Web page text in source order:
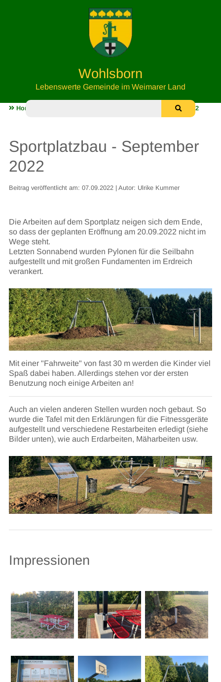
Wohlsborn
Lebenswerte Gemeinde im Weimarer Land
Home Sportplatzbau - September 2022
Sportplatzbau - September
2022
Beitrag veröffentlicht am: 07.09.2022 | Autor: Ulrike Kummer
Die Arbeiten auf dem Sportplatz neigen sich dem Ende,
so dass der geplanten Eröffnung am 20.09.2022 nicht im
Wege steht.
Letzten Sonnabend wurden Pylonen für die Seilbahn
aufgestellt und mit großen Fundamenten im Erdreich
verankert.
Mit einer "Fahrweite" von fast 30 m werden die Kinder viel
Spaß dabei haben. Allerdings stehen vor der ersten
Benutzung noch einige Arbeiten an!
Auch an vielen anderen Stellen wurden noch gebaut. So
wurde die Tafel mit den Erklärungen für die Fitnessgeräte
aufgestellt und verschiedene Restarbeiten erledigt (siehe
Bilder unten), wie auch Erdarbeiten, Mäharbeiten usw.
Impressionen